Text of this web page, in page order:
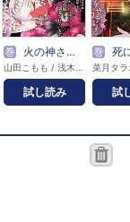
巻 火の神さまの掃除人ですが、いつの間にか花嫁として溺愛されています
試し読み
巻 死に戻った妃
試